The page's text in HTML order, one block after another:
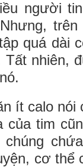
người
quá dài
nhiên,
ít calo nói
của tim
chúng
cơ thể